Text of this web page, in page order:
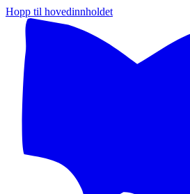
Hopp til hovedinnholdet